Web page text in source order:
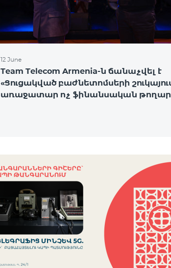
12 June
Team Telecom Armenia-ն ճանաչվել է
«Ցուցակված բաժնետոմսերի
առաջատար ոչ ֆինանսական